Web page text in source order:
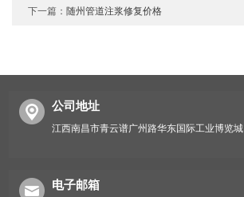
下一篇： 随州管道注浆修复价格
公司地址
江西南昌市青云谱广州路华东国际工业博览城
电子邮箱